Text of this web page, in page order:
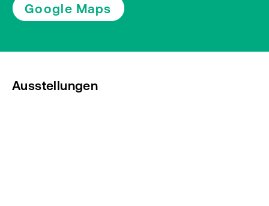
Google Maps
Ausstellungen